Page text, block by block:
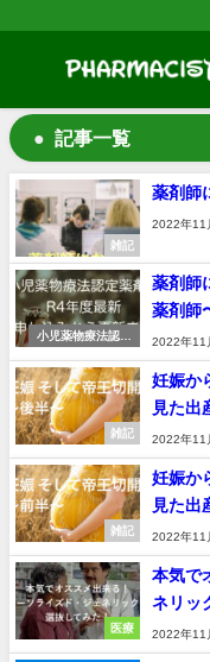
記事一覧
雑記
薬剤師
2022年11
小児薬物療法認定
薬剤師
薬剤師
2022年11
雑記
妊娠か
見た出
2022年11
雑記
妊娠か
見た出
2022年11
医療
本気で
ネリッ
2022年11